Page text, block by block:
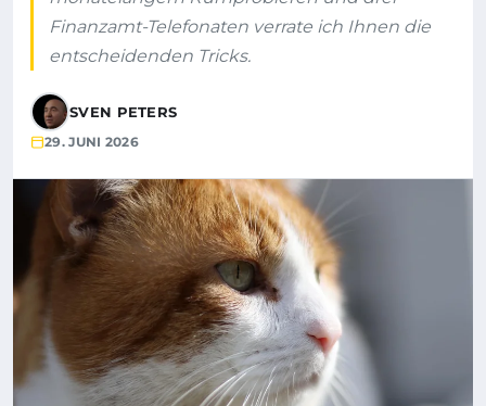
Finanzamt-Telefonaten verrate ich Ihnen die
entscheidenden Tricks.
SVEN PETERS
29. JUNI 2026